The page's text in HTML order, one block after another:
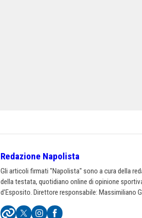
Redazione Napolista
Gli articoli firmati "Napolista" sono a cura della
della testata, quotidiano online di opinione
d'Esposito. Direttore responsabile: Massimiliano